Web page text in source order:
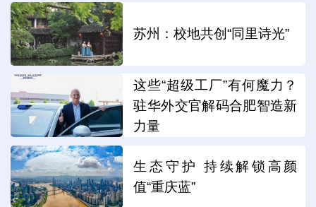
苏州：校地共创“同里诗光”
这些“超级工厂”有何魔力？
驻华外交官解码合肥智造新
力量
生态守护 持续解锁高颜
值“重庆蓝”